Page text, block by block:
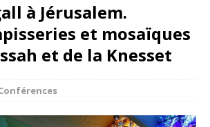
à Jérusalem.
et mosaïques
et de la Knesset